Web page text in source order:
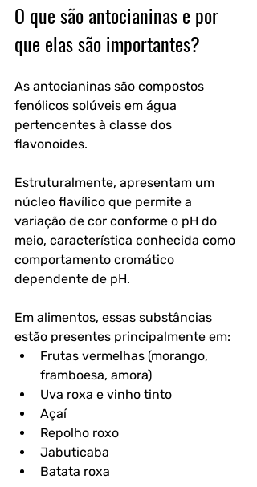
O que são antocianinas e por
que elas são importantes?
As antocianinas são compostos
fenólicos solúveis em água
pertencentes à classe dos
flavonoides.
Estruturalmente, apresentam um
núcleo flavílico que permite a
variação de cor conforme o pH do
meio, característica conhecida como
comportamento cromático
dependente de pH.
Em alimentos, essas substâncias
estão presentes principalmente em:
Frutas vermelhas (morango,
framboesa, amora)
Uva roxa e vinho tinto
Açaí
Repolho roxo
Jabuticaba
Batata roxa